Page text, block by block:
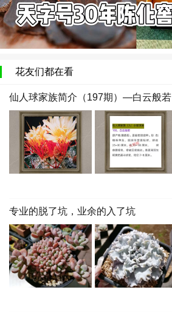
花友们都在看
仙人球家族简介（197期）—白云般若
专业的脱了坑，业余的入了坑